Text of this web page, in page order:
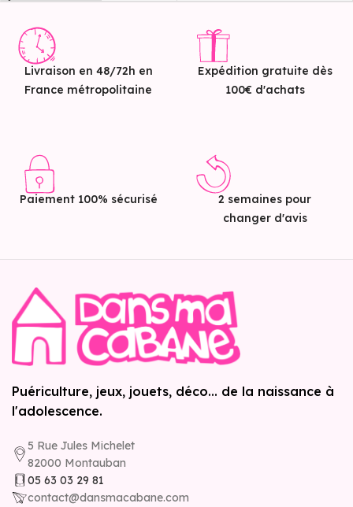
Livraison en 48/72h en
France métropolitaine
Expédition gratuite dès
100€ d'achats
Paiement 100% sécurisé
2 semaines pour
changer d'avis
Puériculture, jeux, jouets, déco... de la naissance à
l'adolescence.
5 Rue Jules Michelet
82000 Montauban
05 63 03 29 81
contact@dansmacabane.com